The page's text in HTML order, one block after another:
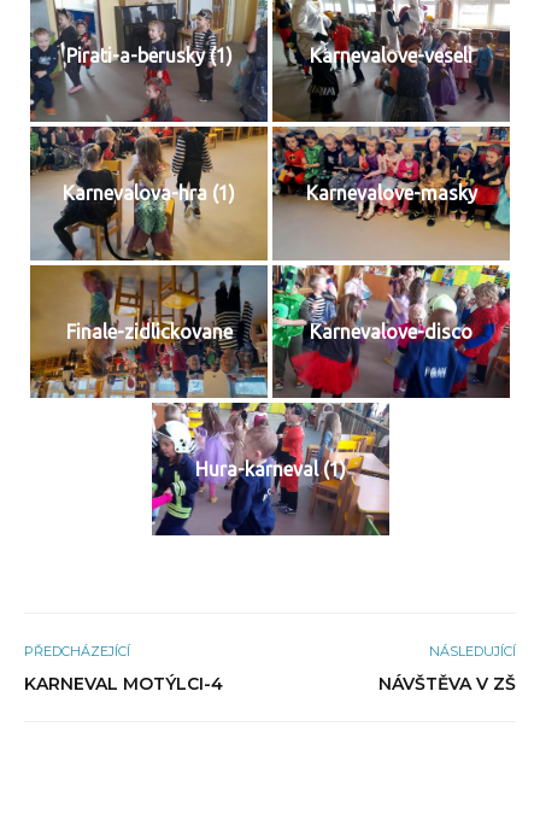
Pirati-a-berusky (1) Karnevalove-veseli
Karnevalova-hra (1) Karnevalove-masky
Finale-zidlickovane Karnevalove-disco
Hura-karneval (1)
PŘEDCHÁZEJÍCÍ
KARNEVAL MOTÝLCI-4
NÁSLEDUJÍCÍ
NÁVŠTĚVA V ZŠ